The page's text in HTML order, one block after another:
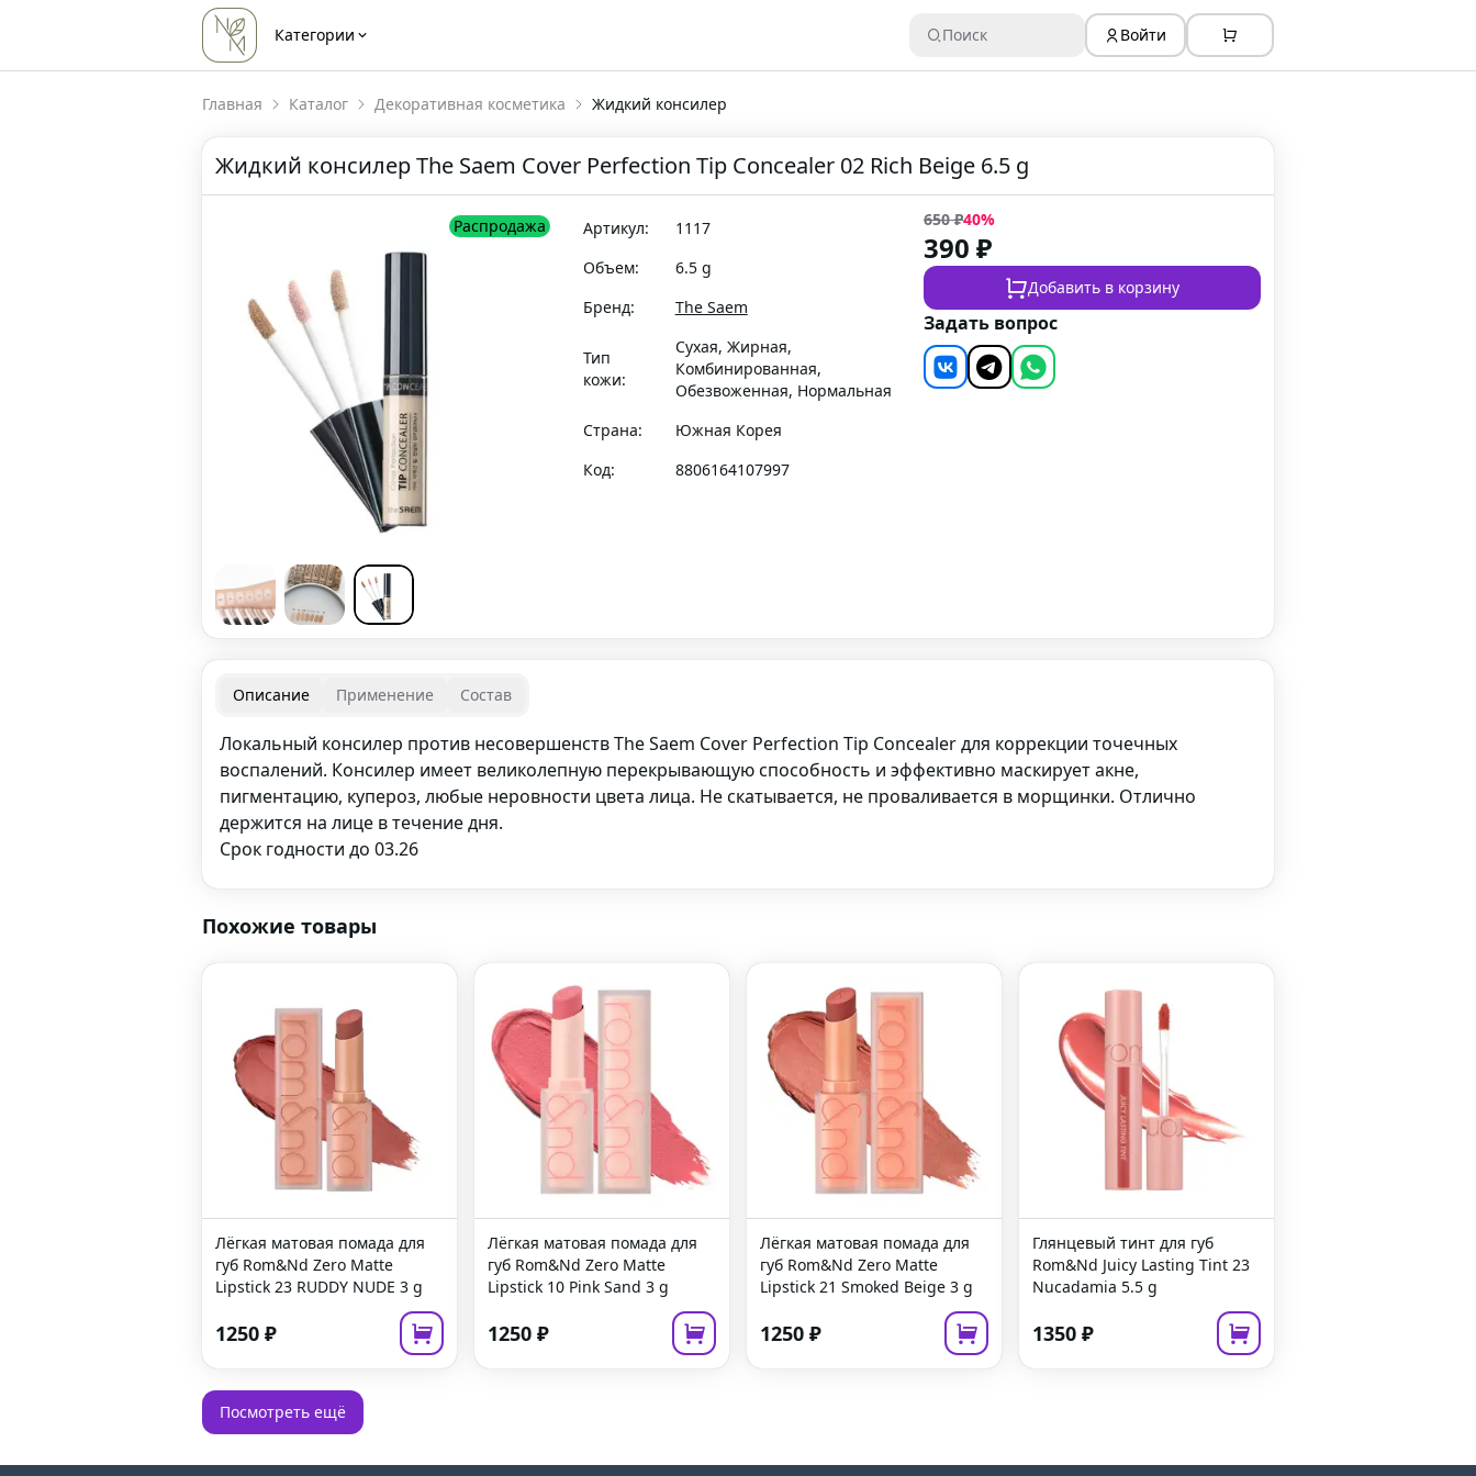
Категории Поиск Войти
Главная Каталог Декоративная косметика Жидкий консилер
Жидкий консилер The Saem Cover Perfection Tip Concealer 02 Rich Beige 6.5 g
Распродажа Артикул:
1117
Объем:
6.5 g
Бренд:
The Saem
Тип
кожи:
Сухая, Жирная,
Комбинированная,
Обезвоженная, Нормальная
Страна:
Южная Корея
Код:
8806164107997
650₽40%
390 ₽
Добавить в корзину
Задать вопрос
Описание Применение Состав
Локальный консилер против несовершенств The Saem Cover Perfection Tip Concealer для коррекции точечных
воспалений. Консилер имеет великолепную перекрывающую способность и эффективно маскирует акне,
пигментацию, купероз, любые неровности цвета лица. Не скатывается, не проваливается в морщинки. Отлично
держится на лице в течение дня.
Срок годности до 03.26
Похожие товары
Лёгкая матовая помада для
губ Rom&Nd Zero Matte
Lipstick 23 RUDDY NUDE 3 g
1250 ₽
Лёгкая матовая помада для
губ Rom&Nd Zero Matte
Lipstick 10 Pink Sand 3 g
1250 ₽
Лёгкая матовая помада для
губ Rom&Nd Zero Matte
Lipstick 21 Smoked Beige 3 g
1250 ₽
Глянцевый тинт для губ
Rom&Nd Juicy Lasting Tint 23
Nucadamia 5.5 g
1350 ₽
Посмотреть ещё